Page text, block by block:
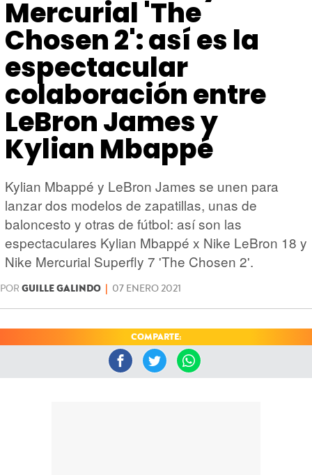
Mercurial 'The
Chosen 2': así es la
espectacular
colaboración entre
LeBron James y
Kylian Mbappé
Kylian Mbappé y LeBron James se unen para
lanzar dos modelos de zapatillas, unas de
baloncesto y otras de fútbol: así son las
espectaculares Kylian Mbappé x Nike LeBron 18 y
Nike Mercurial Superfly 7 'The Chosen 2'.
POR GUILLE GALINDO | 07 ENERO 2021
COMPARTE: